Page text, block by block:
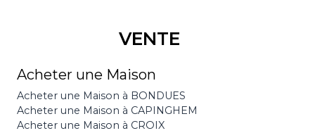
VENTE
Acheter une Maison
Acheter une Maison à BONDUES
Acheter une Maison à CAPINGHEM
Acheter une Maison à CROIX